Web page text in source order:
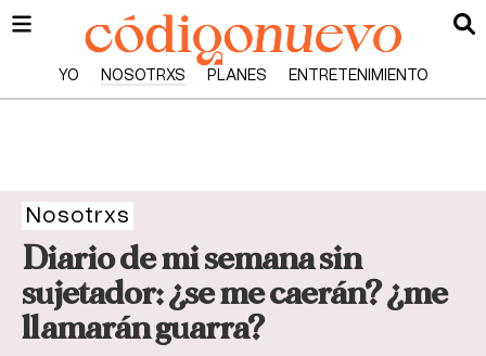
YO NOSOTRXS PLANES ENTRETENIMIENTO
Nosotrxs
Diario de mi semana sin
sujetador: ¿se me caerán? ¿me
llamarán guarra?